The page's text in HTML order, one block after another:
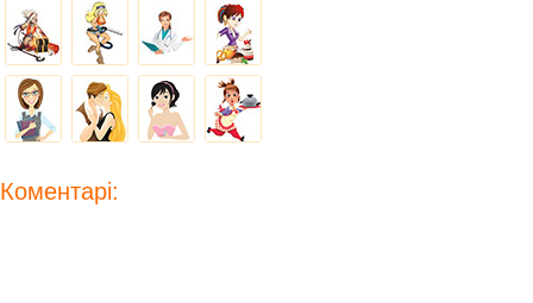
Коментарі: